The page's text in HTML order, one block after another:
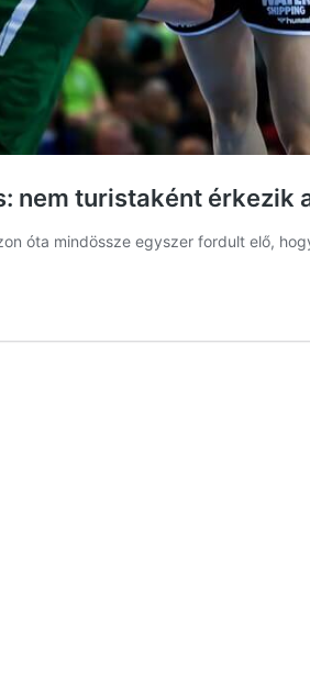
nem turistaként érkezik
óta mindössze egyszer fordult elő,